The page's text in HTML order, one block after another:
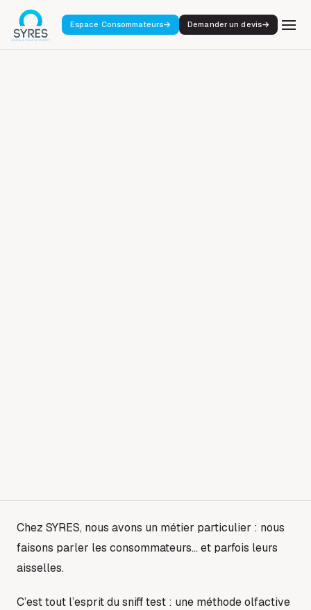
Espace Consommateurs Demander un devis
Chez SYRES, nous avons un métier particulier : nous
faisons parler les consommateurs… et parfois leurs
aisselles.
C’est tout l’esprit du sniff test : une méthode olfactive